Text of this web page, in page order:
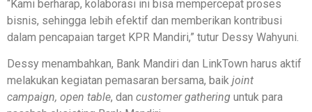
“Kami berharap, kolaborasi ini bisa mempercepat proses
bisnis, sehingga lebih efektif dan memberikan kontribusi
dalam pencapaian target KPR Mandiri,” tutur Dessy Wahyuni.
Dessy menambahkan, Bank Mandiri dan LinkTown harus aktif
melakukan kegiatan pemasaran bersama, baik joint
campaign, open table, dan customer gathering untuk para